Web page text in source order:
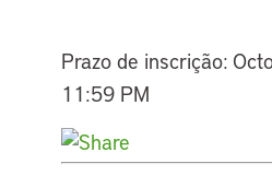
Prazo de inscrição:
11:59 PM